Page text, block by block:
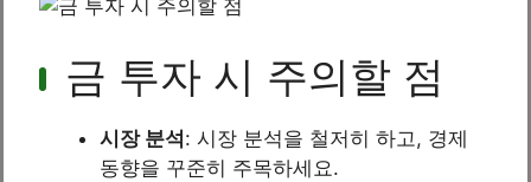
금 투자 시 주의할 점
시장 분석 : 시장 분석을 철저히 하고, 경제
동향을 꾸준히 주목하세요.